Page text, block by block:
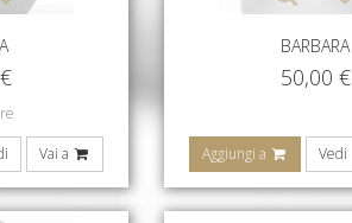
€
Vai a
BARBARA
50,00 €
Aggiungi a Vedi